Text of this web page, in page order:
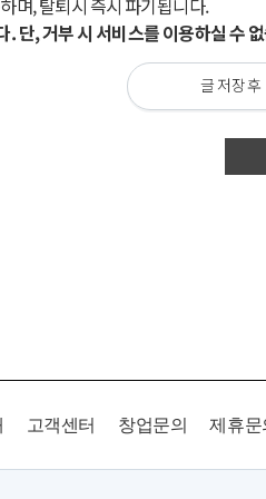
단, 거부 시 서비스를 이용하실 수
글 저장 후
고객센터 창업문의 제휴문